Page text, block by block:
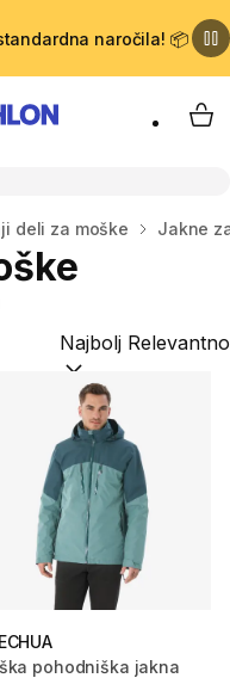
naročila! 📦
deli za moške Jakne
Razvrsti po:
pohodniška jakna